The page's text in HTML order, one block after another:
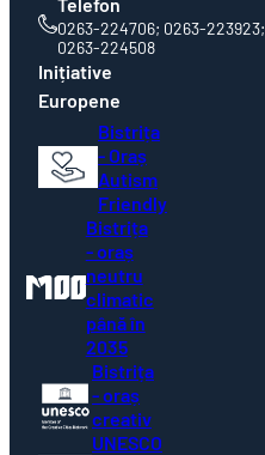
0263-224706; 0263-223923;
0263-224508
Inițiative
Europene
Bistrița
- Oraș
Autism
Friendly
Bistrița
- oraș
neutru
climatic
până în
2035
Bistrița
- oraș
creativ
UNESCO